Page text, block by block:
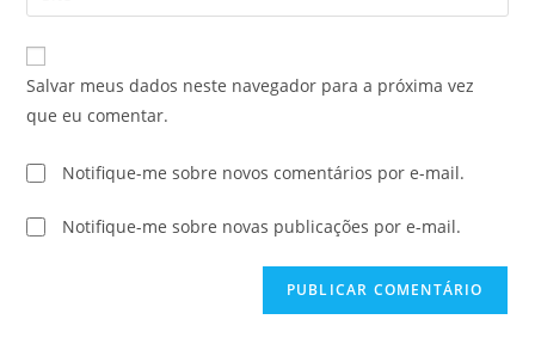
Salvar meus dados neste navegador para a próxima vez
que eu comentar.
Notifique-me sobre novos comentários por e-mail.
Notifique-me sobre novas publicações por e-mail.